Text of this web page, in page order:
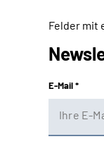
Felder mit
E-Mail *